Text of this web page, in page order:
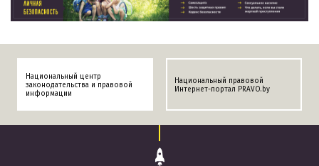
Национальный центр
законодательства и правовой
информации
Национальный правовой
Интернет-портал PRAVO.by